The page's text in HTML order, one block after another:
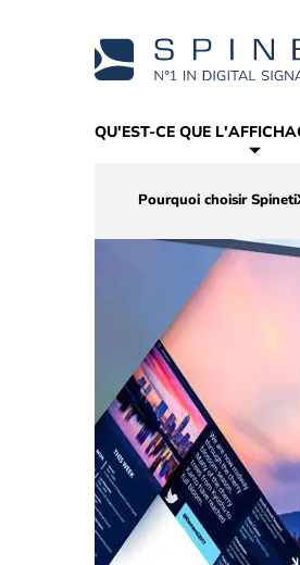
QU'EST-CE QUE
Pourquoi choisir
Par industrie Par
Players CMS
Formation
Revendeurs